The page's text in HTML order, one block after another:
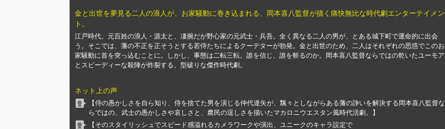
金と出世を夢見る二人の浪人が、お家騒動に巻き込まれる、岡本喜八監督が描く痛快無比な時代劇エンターテイメン
ト。
江戸時代。元百姓の浪人・源太と、凄腕だが野心家の元武士・兵吾。全く異なる二人の男が、とある城下町で運命的に出会
う。そこでは、藩の不正を正そうとする若侍たちによるクーデターが勃発。金と出世のため、二人はそれぞれの思惑でこのお
家騒動に首を突っ込むことに。しかし、事態は二転三転。誰を信じ、誰を斬るのか。岡本喜八監督ならではの乾いたユーモア
とスピーディーな殺陣が炸裂する、型破りな傑作時代劇。
ネット上の声
【侍の愚かしさを自ら知り、侍を捨てた男を演じる仲代達矢が、飄々としながらある藩の諍いを解決する岡本喜八監督な
らではの、武士の愚かしさや哀しさと、農民の逞しさを描いたマカロニウエスタン風時代活劇。】
【そのスタイリッシュでスピード感溢れるカメラワークや演出、ユニークのキャラ設定で